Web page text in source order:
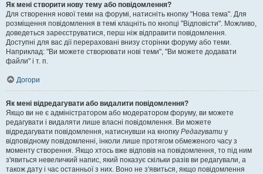
Як мені створити нову тему або повідомлення?
Для створення нової теми на форумі, натисніть кнопку "Нова тема". Для
розміщення повідомлення в темі клацніть по кнопці "Відповісти". Можливо,
доведеться зареєструватися, перш ніж відправити повідомлення.
Доступні для вас дії перераховані внизу сторінки форуму або теми.
Наприклад: "Ви можете створювати нові теми", "Ви можете додавати
файли" і т. п.
Догори
Як мені відредагувати або видалити повідомлення?
Якщо ви не є адміністратором або модератором форуму, ви можете
редагувати і видаляти лише власні повідомлення. Ви можете
відредагувати повідомлення, натиснувши на кнопку Редагувати у
відповідному повідомленні, інколи лише протягом обмеженого часу з
моменту створення. Якщо хтось вже відповів на повідомлення, то під ним
з'явиться невеличкий напис, який показує скільки разів ви редагували, а
також дату і час останньої з них. Воно не з'явиться, якщо повідомлення